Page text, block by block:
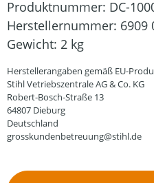
Produktnummer: DC-
Herstellernummer: 6909
Gewicht: 2 kg
Herstellerangaben gemäß EU-
Stihl Vetriebszentrale AG & Co. KG
Robert-Bosch-Straße 13
64807 Dieburg
Deutschland
grosskundenbetreuung@stihl.de